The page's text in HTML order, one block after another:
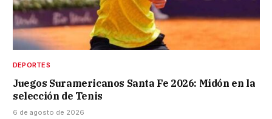
DEPORTES
Juegos Suramericanos Santa Fe 2026: Midón en la
selección de Tenis
6 de agosto de 2026